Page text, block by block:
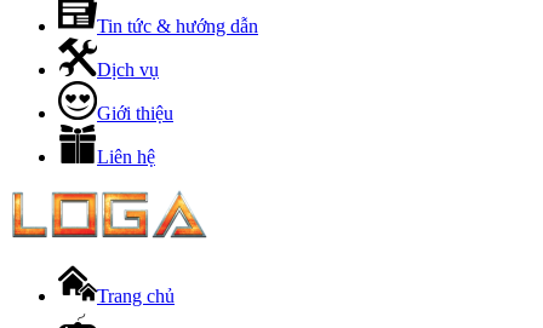
Tin tức & hướng dẫn
Dịch vụ
Giới thiệu
Liên hệ
Trang chủ